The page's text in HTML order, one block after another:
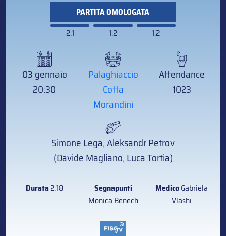
PARTITA OMOLOGATA
2:1
1:2 1:2
03 gennaio
20:30
Palaghiaccio
Cotta
Morandini
Attendance
1023
Simone Lega, Aleksandr Petrov
(Davide Magliano, Luca Tortia)
Durata2:18
Segnapunti
Monica Benech
MedicoGabriela
Vlashi